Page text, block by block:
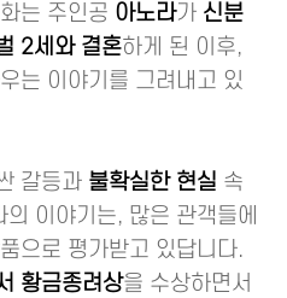
는 주인공 아노라가 신분
2세와 결혼하게 된 이후,
는 이야기를 그려내고 있
갈등과 불확실한 현실 속
이야기는, 많은 관객들에
으로 평가받고 있답니다.
황금종려상을 수상하면서